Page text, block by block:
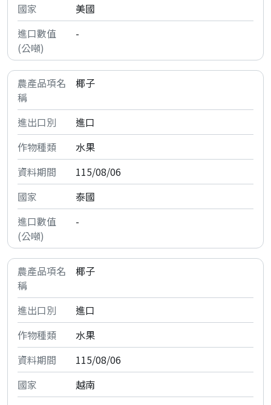
美國
-
椰子
進口
水果
115/08/06
泰國
-
椰子
進口
水果
115/08/06
越南